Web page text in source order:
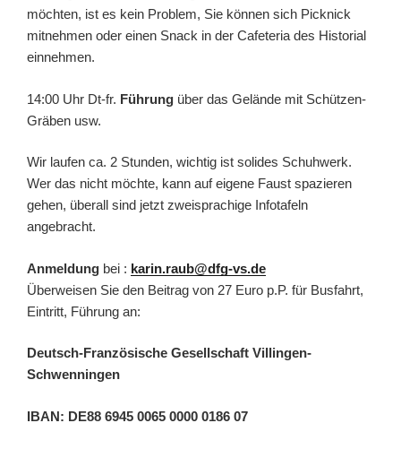
möchten, ist es kein Problem, Sie können sich Picknick
mitnehmen oder einen Snack in der Cafeteria des Historial
einnehmen.
14:00 Uhr Dt-fr. Führung über das Gelände mit Schützen-
Gräben usw.
Wir laufen ca. 2 Stunden, wichtig ist solides Schuhwerk.
Wer das nicht möchte, kann auf eigene Faust spazieren
gehen, überall sind jetzt zweisprachige Infotafeln
angebracht.
Anmeldung bei : karin.raub@dfg-vs.de
Überweisen Sie den Beitrag von 27 Euro p.P. für Busfahrt,
Eintritt, Führung an:
Deutsch-Französische Gesellschaft Villingen-
Schwenningen
IBAN: DE88 6945 0065 0000 0186 07